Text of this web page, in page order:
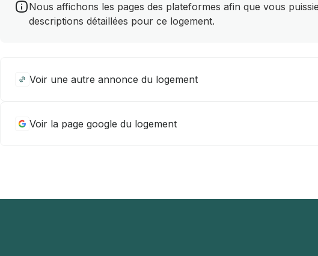
Nous affichons les pages des plateformes afin que vous
descriptions détaillées pour ce logement.
Voir une autre annonce du logement
Voir la page google du logement